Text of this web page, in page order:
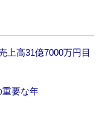
上高31億7000万円目
重要な年